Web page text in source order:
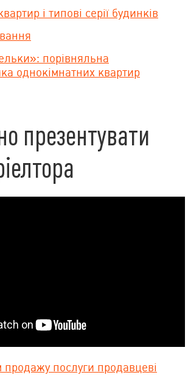
і типові серії будинків
порівняльна
однокімнатних квартир
презентувати
продажу послуги продавцеві